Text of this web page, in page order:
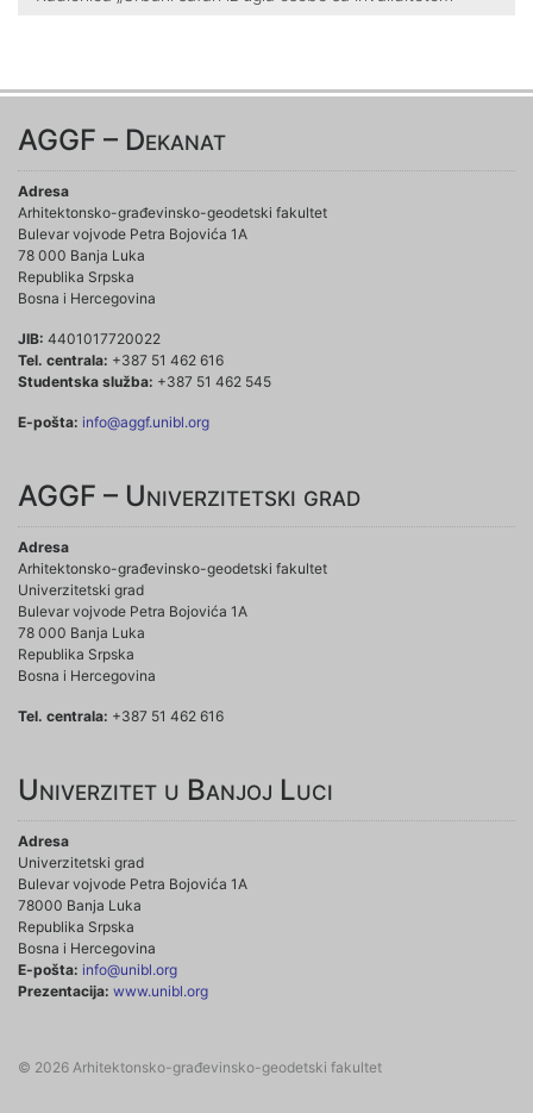
AGGF – Dekanat
Adresa
Arhitektonsko-građevinsko-geodetski fakultet
Bulevar vojvode Petra Bojovića 1A
78 000 Banja Luka
Republika Srpska
Bosna i Hercegovina
JIB: 4401017720022
Tel. centrala: +387 51 462 616
Studentska služba: +387 51 462 545
E-pošta: info@aggf.unibl.org
AGGF – Univerzitetski grad
Adresa
Arhitektonsko-građevinsko-geodetski fakultet
Univerzitetski grad
Bulevar vojvode Petra Bojovića 1A
78 000 Banja Luka
Republika Srpska
Bosna i Hercegovina
Tel. centrala: +387 51 462 616
Univerzitet u Banjoj Luci
Adresa
Univerzitetski grad
Bulevar vojvode Petra Bojovića 1A
78000 Banja Luka
Republika Srpska
Bosna i Hercegovina
E-pošta: info@unibl.org
Prezentacija: www.unibl.org
© 2026 Arhitektonsko-građevinsko-geodetski fakultet